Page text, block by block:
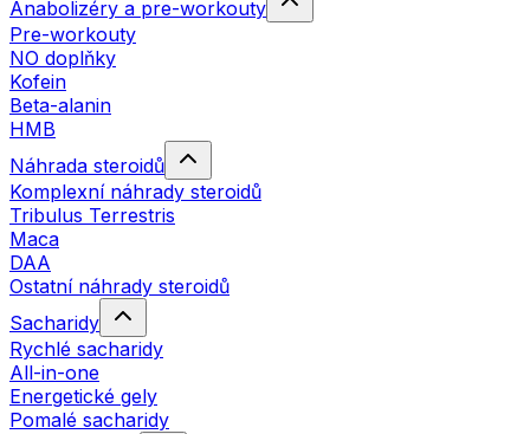
Anabolizéry a pre-workouty
Pre-workouty
NO doplňky
Kofein
Beta-alanin
HMB
Náhrada steroidů
Komplexní náhrady steroidů
Tribulus Terrestris
Maca
DAA
Ostatní náhrady steroidů
Sacharidy
Rychlé sacharidy
All-in-one
Energetické gely
Pomalé sacharidy